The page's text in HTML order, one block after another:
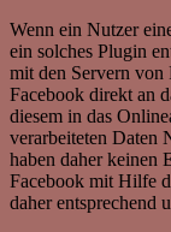
Wenn ein Nutzer
ein solches Plugin
mit den Servern
Facebook direkt an
diesem in das
verarbeiteten Daten
haben daher keinen
Facebook mit Hilfe
daher entsprechend